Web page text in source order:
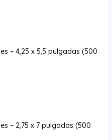
– 4,25 x 5,5 pulgadas (500
– 2,75 x 7 pulgadas (500